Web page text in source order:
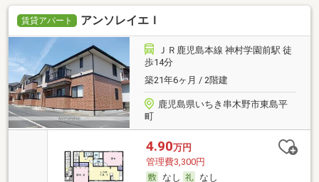
賃貸アパート アンソレイエＩ
ＪＲ鹿児島本線 神村学園前駅 徒
歩14分
築21年6ヶ月 / 2階建
鹿児島県いちき串木野市東島平
町
4.90万円
管理費3,300円
なし
なし